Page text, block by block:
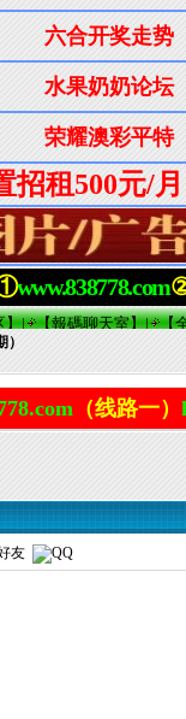
（线路一）
友